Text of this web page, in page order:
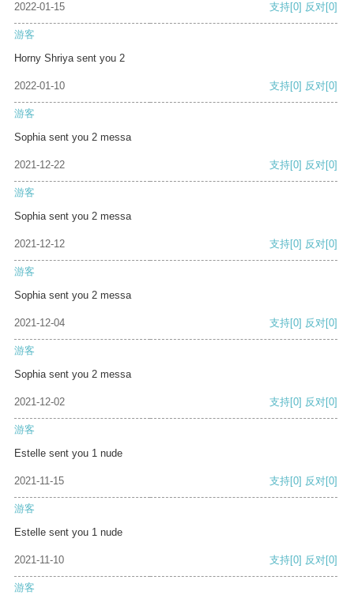
2022-01-15 支持[0] 反对[0]
游客
Horny Shriya sent you 2
2022-01-10 支持[0] 反对[0]
游客
Sophia sent you 2 messa
2021-12-22 支持[0] 反对[0]
游客
Sophia sent you 2 messa
2021-12-12 支持[0] 反对[0]
游客
Sophia sent you 2 messa
2021-12-04 支持[0] 反对[0]
游客
Sophia sent you 2 messa
2021-12-02 支持[0] 反对[0]
游客
Estelle sent you 1 nude
2021-11-15 支持[0] 反对[0]
游客
Estelle sent you 1 nude
2021-11-10 支持[0] 反对[0]
游客